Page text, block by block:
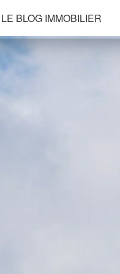
LE BLOG IMMOBILIER